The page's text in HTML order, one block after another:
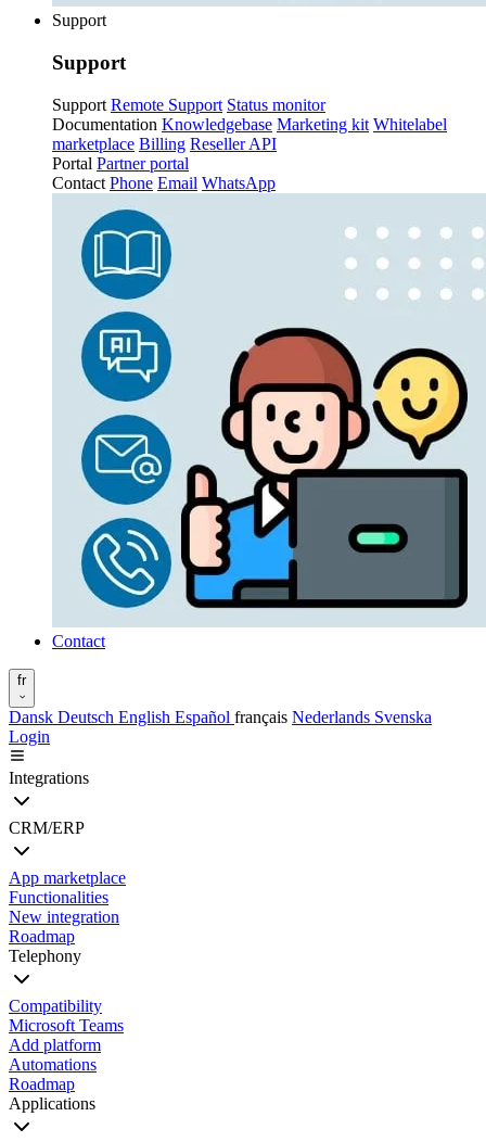
Support
Support
Support Remote Support Status monitor
Documentation Knowledgebase Marketing kit Whitelabel
marketplace Billing Reseller API
Portal Partner portal
Contact Phone Email WhatsApp
Contact
fr
Dansk Deutsch English Español français Nederlands Svenska
Login
Integrations
CRM/ERP
App marketplace
Functionalities
New integration
Roadmap
Telephony
Compatibility
Microsoft Teams
Add platform
Automations
Roadmap
Applications